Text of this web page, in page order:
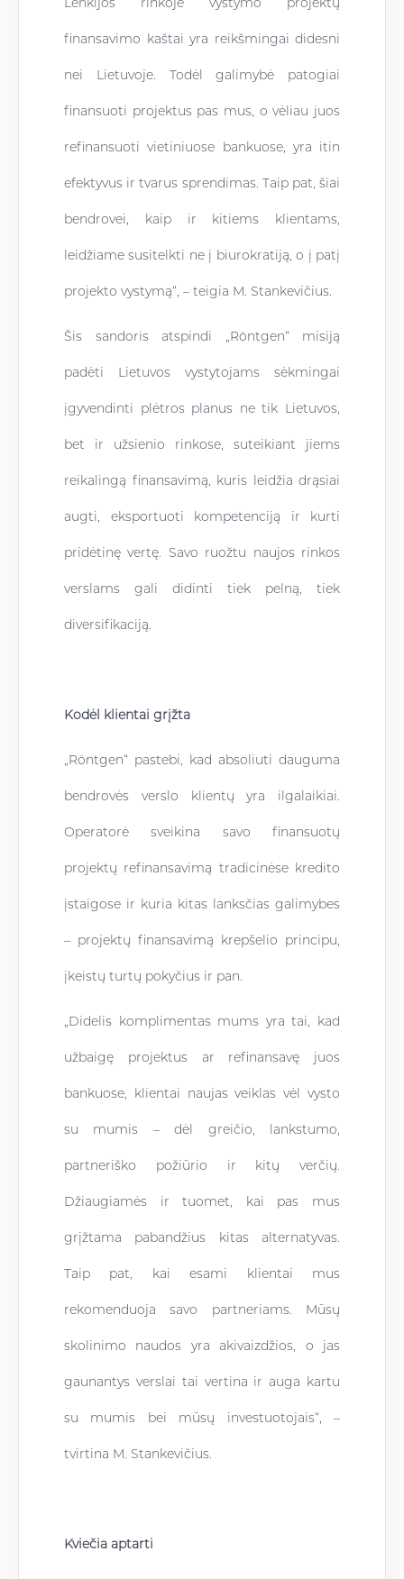
finansavimo kaštai yra reikšmingai didesni
nei Lietuvoje. Todėl galimybė patogiai
finansuoti projektus pas mus, o vėliau juos
refinansuoti vietiniuose bankuose, yra itin
efektyvus ir tvarus sprendimas. Taip pat, šiai
bendrovei, kaip ir kitiems klientams,
leidžiame susitelkti ne į biurokratiją, o į patį
projekto vystymą“, – teigia M. Stankevičius.
Šis sandoris atspindi „Röntgen“ misiją
padėti Lietuvos vystytojams sėkmingai
įgyvendinti plėtros planus ne tik Lietuvos,
bet ir užsienio rinkose, suteikiant jiems
reikalingą finansavimą, kuris leidžia drąsiai
augti, eksportuoti kompetenciją ir kurti
pridėtinę vertę. Savo ruožtu naujos rinkos
verslams gali didinti tiek pelną, tiek
diversifikaciją.
Kodėl klientai grįžta
„Röntgen“ pastebi, kad absoliuti dauguma
bendrovės verslo klientų yra ilgalaikiai.
Operatorė sveikina savo finansuotų
projektų refinansavimą tradicinėse kredito
įstaigose ir kuria kitas lanksčias galimybes
– projektų finansavimą krepšelio principu,
įkeistų turtų pokyčius ir pan.
„Didelis komplimentas mums yra tai, kad
užbaigę projektus ar refinansavę juos
bankuose, klientai naujas veiklas vėl vysto
su mumis – dėl greičio, lankstumo,
partneriško požiūrio ir kitų verčių.
Džiaugiamės ir tuomet, kai pas mus
grįžtama pabandžius kitas alternatyvas.
Taip pat, kai esami klientai mus
rekomenduoja savo partneriams. Mūsų
skolinimo naudos yra akivaizdžios, o jas
gaunantys verslai tai vertina ir auga kartu
su mumis bei mūsų investuotojais“, –
tvirtina M. Stankevičius.
Kviečia aptarti